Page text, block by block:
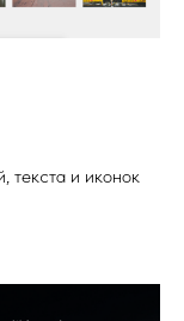
текста и иконок